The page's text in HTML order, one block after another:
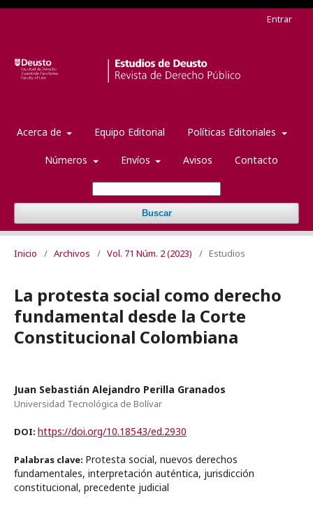
Acerca de Equipo Editorial Políticas Editoriales
Números Envíos Avisos Contacto
Buscar
Entrar
Inicio / Archivos / Vol. 71 Núm. 2 (2023) / Estudios
La protesta social como derecho
fundamental desde la Corte
Constitucional Colombiana
Juan Sebastián Alejandro Perilla Granados
Universidad Tecnológica de Bolívar
DOI: https://doi.org/10.18543/ed.2930
Palabras clave: Protesta social, nuevos derechos
fundamentales, interpretación auténtica, jurisdicción
constitucional, precedente judicial